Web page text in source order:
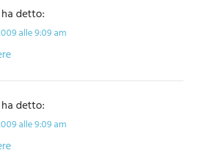
ha detto:
alle 9:09 am
ha detto:
alle 9:09 am